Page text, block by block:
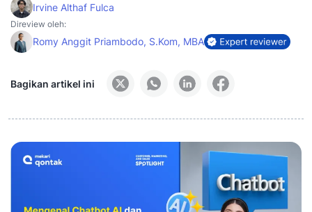
Irvine Althaf Fulca
Direview oleh:
Romy Anggit Priambodo, S.Kom, MBA
Bagikan artikel ini